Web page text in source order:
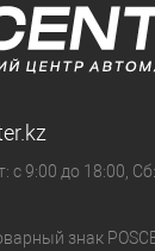
9:00 до 18:00,
знак